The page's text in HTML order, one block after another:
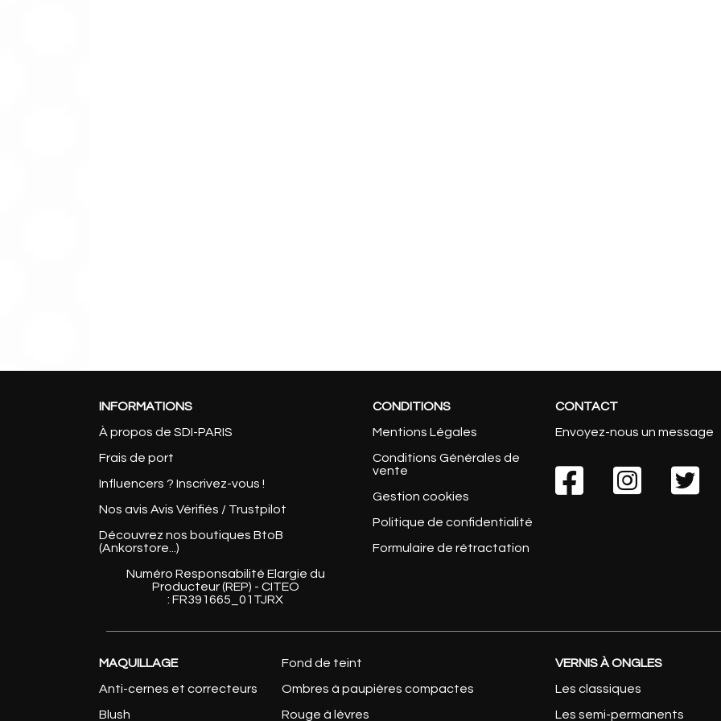
INFORMATIONS
À propos de SDI-PARIS
Frais de port
Influencers ? Inscrivez-vous !
Nos avis Avis Vérifiés / Trustpilot
Découvrez nos boutiques BtoB
(Ankorstore...)
Numéro Responsabilité Elargie du
Producteur (REP) - CITEO
: FR391665_01TJRX
CONDITIONS
Mentions Légales
Conditions Générales de
vente
Gestion cookies
Politique de confidentialité
Formulaire de rétractation
CONTACT
Envoyez-nous un message
  
MAQUILLAGE
Anti-cernes et correcteurs
Blush
Fond de teint
Ombres à paupières compactes
Rouge à lèvres
VERNIS À ONGLES
Les classiques
Les semi-permanents